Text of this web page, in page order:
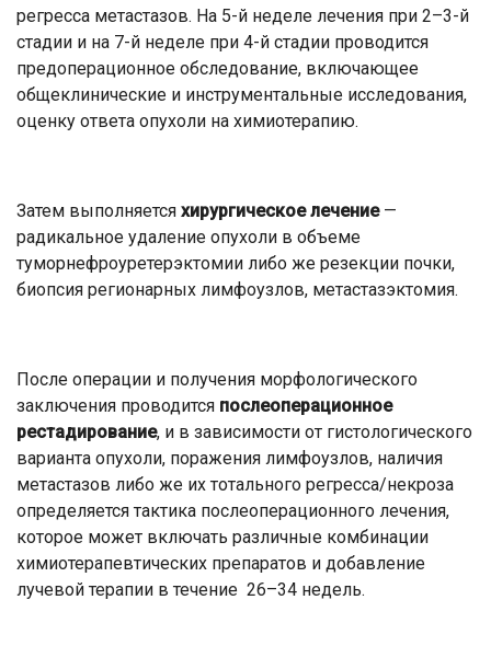
регресса метастазов. На 5-й неделе лечения при 2–3-й
стадии и на 7-й неделе при 4-й стадии проводится
предоперационное обследование, включающее
общеклинические и инструментальные исследования,
оценку ответа опухоли на химиотерапию.
Затем выполняется хирургическое лечение—
радикальное удаление опухоли в объеме
туморнефроуретерэктомии либо же резекции почки,
биопсия регионарных лимфоузлов, метастазэктомия.
После операции и получения морфологического
заключения проводится послеоперационное
рестадирование, и в зависимости от гистологического
варианта опухоли, поражения лимфоузлов, наличия
метастазов либо же их тотального регресса/некроза
определяется тактика послеоперационного лечения,
которое может включать различные комбинации
химиотерапевтических препаратов и добавление
лучевой терапии в течение 26–34 недель.